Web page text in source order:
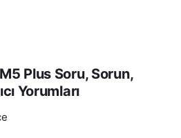
Plus Soru, Sorun,
Yorumları